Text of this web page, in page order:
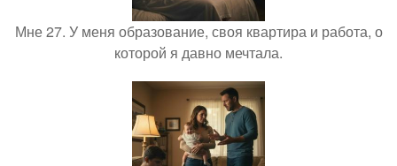
Мне 27. У меня образование, своя квартира и работа, о
которой я давно мечтала.